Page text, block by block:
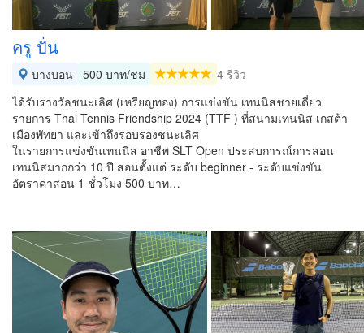
ครู ปั่น
บางบอน 500 บาท/ชม
4 รีวิว
ได้รับรางวัลชนะเลิศ (เหรียญทอง) การแข่งขัน เทนนิสชายเดี่ยว
รายการ Thai Tennis Friendship 2024 (TTF ) ที่สนามเทนนิส เกสต้า
เมืองพัทยา และเข้าถึงรอบรองชนะเลิศ
ในรายการแข่งขันเทนนิส อาชีพ SLT Open ประสบการณ์การสอน
เทนนิสมากกว่า 10 ปี สอนตั้งแต่ ระดับ beginner - ระดับแข่งขัน
อัตราค่าสอน 1 ชั่วโมง 500 บาท…